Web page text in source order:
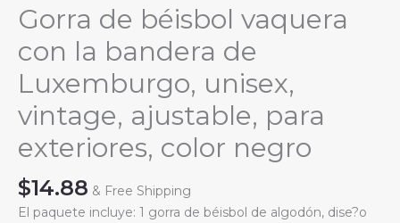
Gorra de béisbol vaquera
con la bandera de
Luxemburgo, unisex,
vintage, ajustable, para
exteriores, color negro
$14.88 & Free Shipping
El paquete incluye: 1 gorra de béisbol de algodón, dise?o